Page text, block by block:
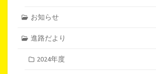
お知らせ
進路だより
2024年度